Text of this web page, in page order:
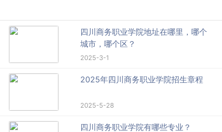
四川商务职业学院地址在哪里，哪个
城市，哪个区？
2025-3-1
2025年四川商务职业学院招生章程
2025-5-28
四川商务职业学院有哪些专业？